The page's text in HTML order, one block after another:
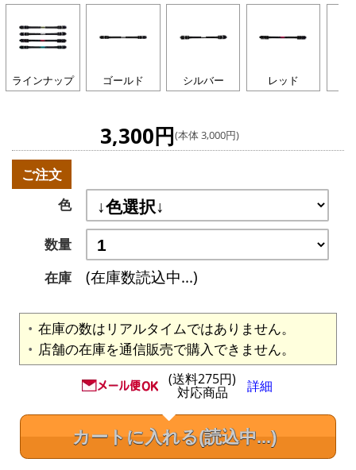
ラインナップ ゴールド シルバー レッド
3,300円(本体 3,000円)
ご注文
色
数量
在庫
(在庫数読込中...)
在庫の数はリアルタイムではありません。
店舗の在庫を通信販売で購入できません。
(送料275円)
対応商品 詳細
カートに入れる(読込中...)